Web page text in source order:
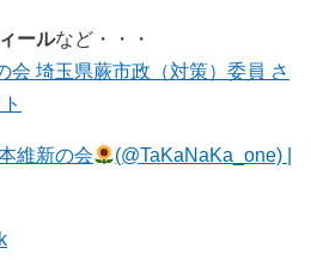
ールなど・・・
会 埼玉県蕨市政（対策）委員 さ
維新の会
(@TaKaNaKa_one) |